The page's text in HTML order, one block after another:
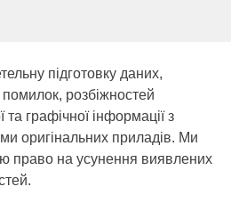
підготовку даних,
розбіжностей
та графічної інформації з
оригінальних приладів. Ми
право на усунення виявлених